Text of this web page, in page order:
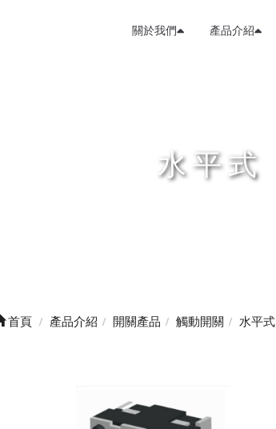
關於我們 產品介紹
水平式
首頁 產品介紹 開關產品 觸動開關 水平式